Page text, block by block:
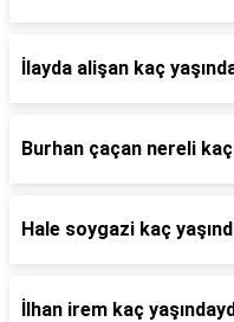
İlayda alişan kaç
Burhan çaçan nereli kaç
Hale soygazi kaç
İlhan irem kaç